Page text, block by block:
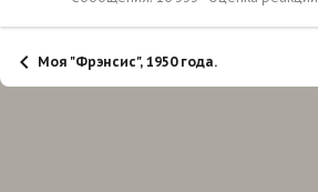
Моя "Фрэнсис", 1950 года.